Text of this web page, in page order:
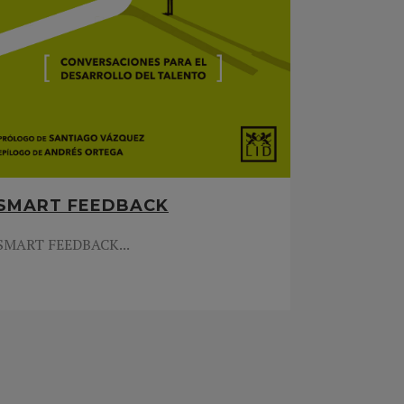
FEEDBACK
FEEDBACK...